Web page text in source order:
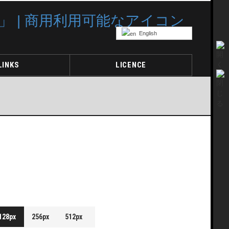
LICENCE
English
256px 512px